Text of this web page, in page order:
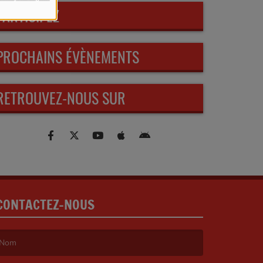
ÉVÈNEMENTS
NOUS SUR
NOUS